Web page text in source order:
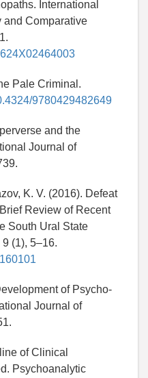
International
and Comparative
Pale Criminal.
9780429482649
and the
Journal of
K. V. (2016). Defeat
Review of Recent
South Ural State
(1), 5–16.
of Psycho-
Journal of
of Clinical
Psychoanalytic